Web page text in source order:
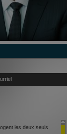
les deux seuls